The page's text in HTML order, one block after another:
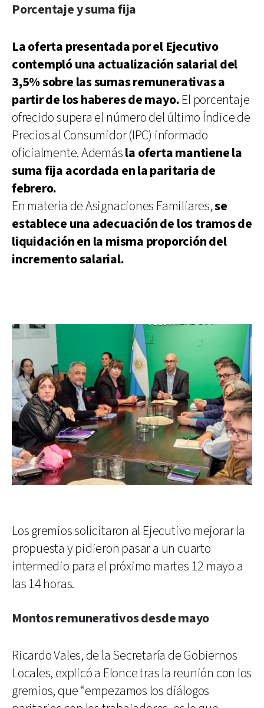
Porcentaje y suma fija
La oferta presentada por el Ejecutivo
contempló una actualización salarial del
3,5% sobre las sumas remunerativas a
partir de los haberes de mayo.El porcentaje
ofrecido supera el número del último Índice de
Precios al Consumidor (IPC) informado
oficialmente. Ademásla oferta mantiene la
suma fija acordada en la paritaria de
febrero.
En materia de Asignaciones Familiares,se
establece una adecuación de los tramos de
liquidación en la misma proporción del
incremento salarial.
Los gremios solicitaron al Ejecutivo mejorar la
propuesta y pidieron pasar a un cuarto
intermedio para el próximo martes 12 mayo a
las 14 horas.
Montos remunerativos desde mayo
Ricardo Vales, de la Secretaría de Gobiernos
Locales, explicó a Elonce tras la reunión con los
gremios, que “empezamos los diálogos